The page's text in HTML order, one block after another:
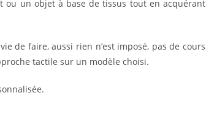
ou un objet à base de tissus tout en acquérant
de faire, aussi rien n’est imposé, pas de cours
tactile sur un modèle choisi.